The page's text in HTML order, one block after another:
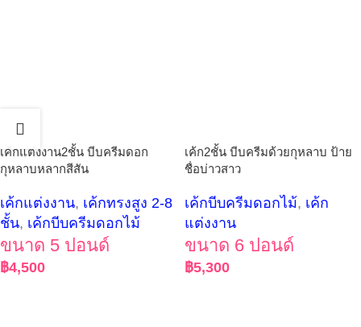
เค้กแต่งงาน2ชั้น บีบครีมดอก
กุหลาบหลากสีสัน
เค้กแต่งงาน, เค้กทรงสูง 2-8
ชั้น, เค้กบีบครีมดอกไม้
ขนาด 5 ปอนด์
฿4,500
เค้ก2ชั้น บีบครีมด้วยกุหลาบ ป้าย
ชื่อบ่าวสาว
เค้กบีบครีมดอกไม้, เค้ก
แต่งงาน
ขนาด 6 ปอนด์
฿5,300